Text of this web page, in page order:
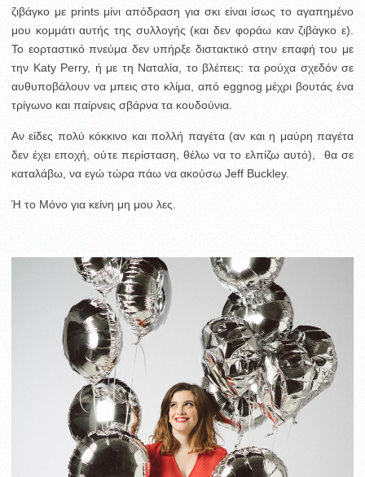
ζιβάγκο με prints μίνι απόδραση για σκι είναι ίσως το αγαπημένο
μου κομμάτι αυτής της συλλογής (και δεν φοράω καν ζιβάγκο ε).
Το εορταστικό πνεύμα δεν υπήρξε διστακτικό στην επαφή του με
την Katy Perry, ή με τη Ναταλία, το βλέπεις: τα ρούχα σχεδόν σε
αυθυποβάλουν να μπεις στο κλίμα, από eggnog μέχρι βουτάς ένα
τρίγωνο και παίρνεις σβάρνα τα κουδούνια.
Αν είδες πολύ κόκκινο και πολλή παγέτα (αν και η μαύρη παγέτα
δεν έχει εποχή, ούτε περίσταση, θέλω να το ελπίζω αυτό), θα σε
καταλάβω, να εγώ τώρα πάω να ακούσω Jeff Buckley.
Ή το Μόνο για κείνη μη μου λες.